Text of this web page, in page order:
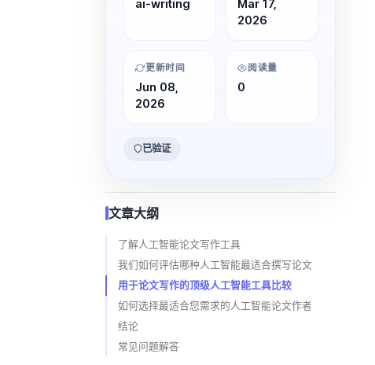
ai-writing
Mar 17,
2026
更新时间
Jun 08,
2026
阅读量
0
已验证
文章大纲
了解人工智能论文写作工具
我们如何评估哪种人工智能最适合撰写论文
用于论文写作的顶级人工智能工具比较
如何选择最适合您需求的人工智能论文作者
结论
常见问题解答